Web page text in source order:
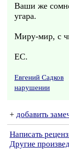
Ваши же
угара.
Миру-мир, с
ЕС.
Евгений Садков
нарушении
+ добавить
Написать
Другие